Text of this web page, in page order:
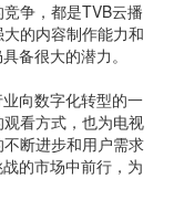
争，都是TVB云播
的内容制作能力和
备很大的潜力。
向数字化转型的一
看方式，也为电视
断进步和用户需求
的市场中前行，为